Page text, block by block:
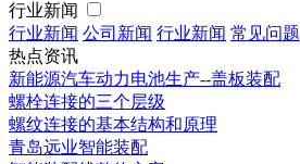
行业新闻
行业新闻 公司新闻 行业新闻 常见问题
热点资讯
新能源汽车动力电池生产--盖板装配
螺栓连接的三个层级
螺纹连接的基本结构和原理
青岛远业智能装配